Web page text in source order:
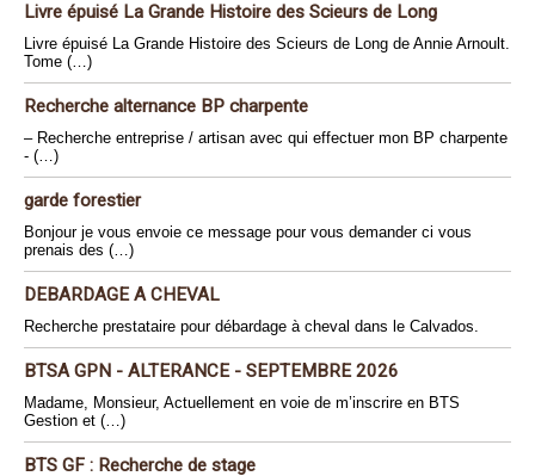
Livre épuisé La Grande Histoire des Scieurs de Long
Livre épuisé La Grande Histoire des Scieurs de Long de Annie Arnoult.
Tome (…)
Recherche alternance BP charpente
– Recherche entreprise / artisan avec qui effectuer mon BP charpente
- (…)
garde forestier
Bonjour je vous envoie ce message pour vous demander ci vous
prenais des (…)
DEBARDAGE A CHEVAL
Recherche prestataire pour débardage à cheval dans le Calvados.
BTSA GPN - ALTERANCE - SEPTEMBRE 2026
Madame, Monsieur, Actuellement en voie de m’inscrire en BTS
Gestion et (…)
BTS GF : Recherche de stage